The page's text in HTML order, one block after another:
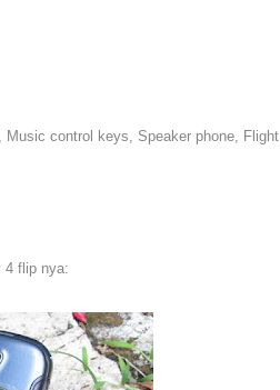
control keys, Speaker phone, Flight
4 flip nya: